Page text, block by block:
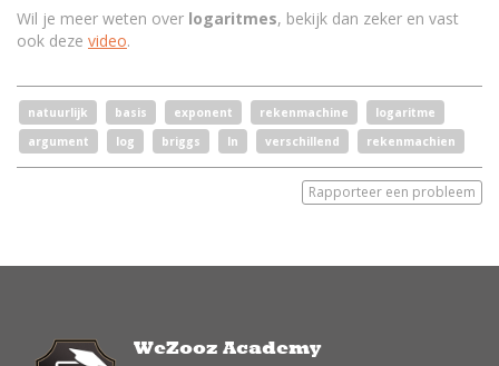
Wil je meer weten over logaritmes, bekijk dan zeker en vast
ook deze video.
natuurlijk basis exponent rekenmachine
logaritme
argument
log briggs ln verschillend rekenmachien
Rapporteer een probleem
WeZooz Academy